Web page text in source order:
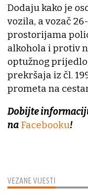
VEZANE VIJESTI
Dodaju kako je
vozila, a vozač
prostorijama
alkohola i protiv
optužnog
prekršaja iz čl.
prometa na
Dobijte
na Facebooku!